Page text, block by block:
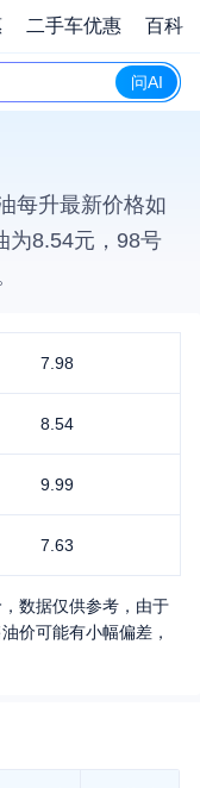
二手车优惠 百科
问AI
每升最新价格如
为8.54元，98号
7.98
8.54
9.99
7.63
数据仅供参考，由于
价可能有小幅偏差，